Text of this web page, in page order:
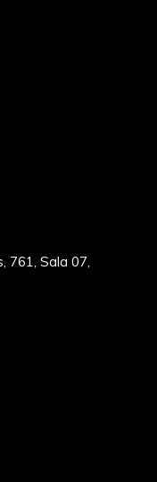
761, Sala 07,